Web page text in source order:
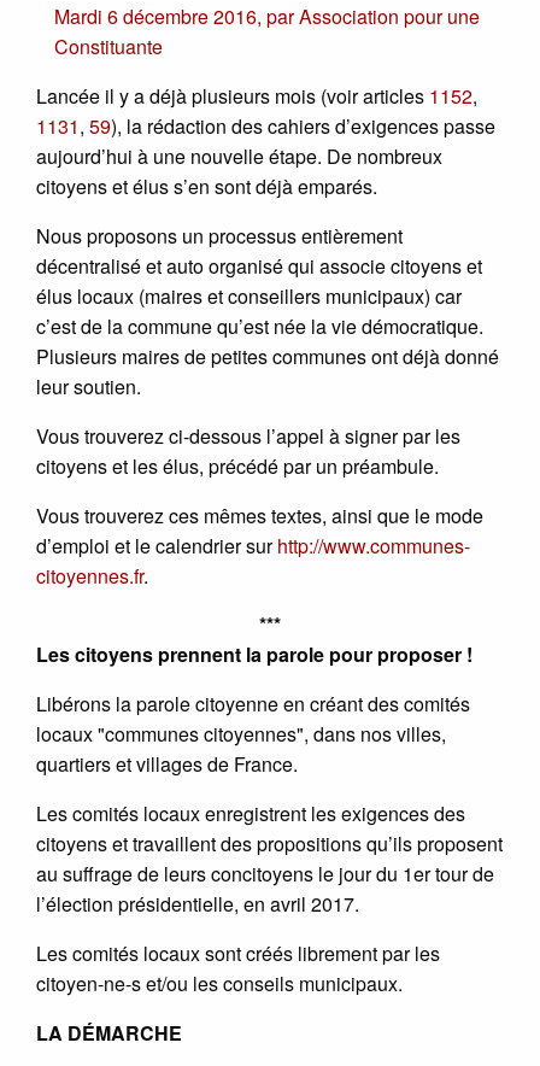
Mardi 6 décembre 2016, parAssociation pour une
Constituante
Lancée il y a déjà plusieurs mois (voir articles 1152,
1131, 59), la rédaction des cahiers d’exigences passe
aujourd’hui à une nouvelle étape. De nombreux
citoyens et élus s’en sont déjà emparés.
Nous proposons un processus entièrement
décentralisé et auto organisé qui associe citoyens et
élus locaux (maires et conseillers municipaux) car
c’est de la commune qu’est née la vie démocratique.
Plusieurs maires de petites communes ont déjà donné
leur soutien.
Vous trouverez ci-dessous l’appel à signer par les
citoyens et les élus, précédé par un préambule.
Vous trouverez ces mêmes textes, ainsi que le mode
d’emploi et le calendrier surhttp://www.communes-
citoyennes.fr.
***
Les citoyens prennent la parole pour proposer !
Libérons la parole citoyenne en créant des comités
locaux "communes citoyennes", dans nos villes,
quartiers et villages de France.
Les comités locaux enregistrent les exigences des
citoyens et travaillent des propositions qu’ils proposent
au suffrage de leurs concitoyens le jour du 1er tour de
l’élection présidentielle, en avril 2017.
Les comités locaux sont créés librement par les
citoyen-ne-s et/ou les conseils municipaux.
LA DÉMARCHE